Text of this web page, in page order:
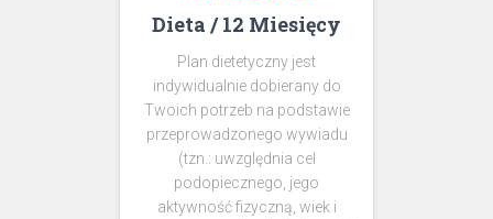
Dieta / 12 Miesięcy
Plan dietetyczny jest
indywidualnie dobierany do
Twoich potrzeb na podstawie
przeprowadzonego wywiadu
(tzn.: uwzględnia cel
podopiecznego, jego
aktywność fizyczną, wiek i